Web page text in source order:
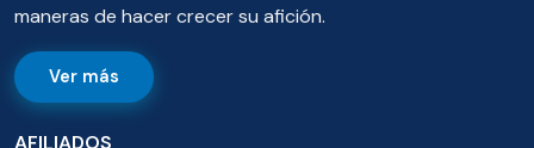
maneras de hacer crecer su afición.
Ver más
AFILIADOS